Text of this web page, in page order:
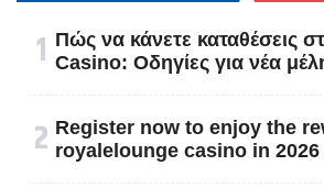
१ Πώς να κάνετε καταθέσεις
Casino: Οδηγίες για νέα
२ Register now to enjoy the
royalelounge casino in 2026